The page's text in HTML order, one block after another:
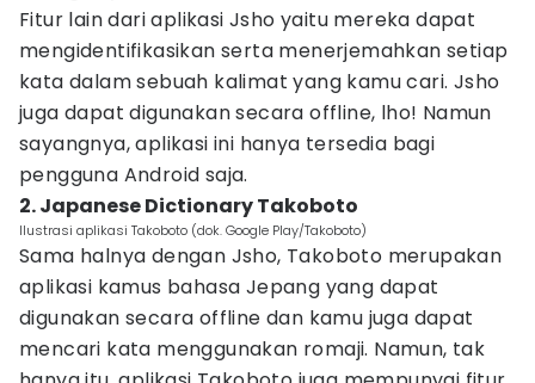
Fitur lain dari aplikasi Jsho yaitu mereka dapat
mengidentifikasikan serta menerjemahkan setiap
kata dalam sebuah kalimat yang kamu cari. Jsho
juga dapat digunakan secara offline, lho! Namun
sayangnya, aplikasi ini hanya tersedia bagi
pengguna Android saja.
2. Japanese Dictionary Takoboto
Ilustrasi aplikasi Takoboto (dok. Google Play/Takoboto)
Sama halnya dengan Jsho, Takoboto merupakan
aplikasi kamus bahasa Jepang yang dapat
digunakan secara offline dan kamu juga dapat
mencari kata menggunakan romaji. Namun, tak